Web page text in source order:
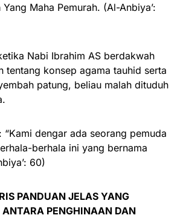
Maha Pemurah. (Al-Anbiya’:
Nabi Ibrahim AS berdakwah
tentang konsep agama tauhid serta
patung, beliau malah dituduh
“Kami dengar ada seorang pemuda
berhala ini yang bernama
60)
PANDUAN JELAS YANG
PENGHINAAN DAN